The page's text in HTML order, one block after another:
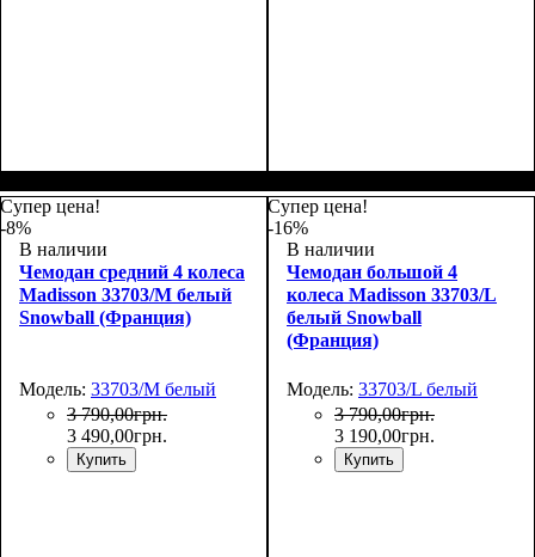
75х50х30
55х36х20
Супер цена!
-8%
В наличии
Чемодан средний 4 колеса
Madisson 33703/M белый
Snowball (Франция)
Модель: 33703/M белый
3 790,00грн.
3 490,00грн.
Купить
Супер цена!
-16%
В наличии
Чемодан большой 4
колеса Madisson 33703/L
белый Snowball
(Франция)
Модель: 33703/L белый
3 790,00грн.
3 190,00грн.
Купить